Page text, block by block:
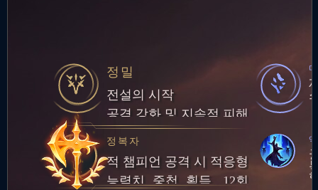
정밀
전설의 시작
공격 강화 및 지속적 피해
정복자
적 챔피언 공격 시 적응형
능력치 중첩 획득. 12회